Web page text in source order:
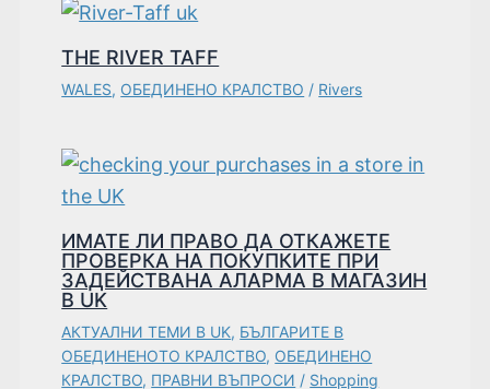
THE RIVER TAFF
WALES, ОБЕДИНЕНО КРАЛСТВО / Rivers
ИМАТЕ ЛИ ПРАВО ДА ОТКАЖЕТЕ
ПРОВЕРКА НА ПОКУПКИТЕ ПРИ
ЗАДЕЙСТВАНА АЛАРМА В МАГАЗИН
В UK
АКТУАЛНИ ТЕМИ В UK, БЪЛГАРИТЕ В
ОБЕДИНЕНОТО КРАЛСТВО, ОБЕДИНЕНО
КРАЛСТВО, ПРАВНИ ВЪПРОСИ / Shopping